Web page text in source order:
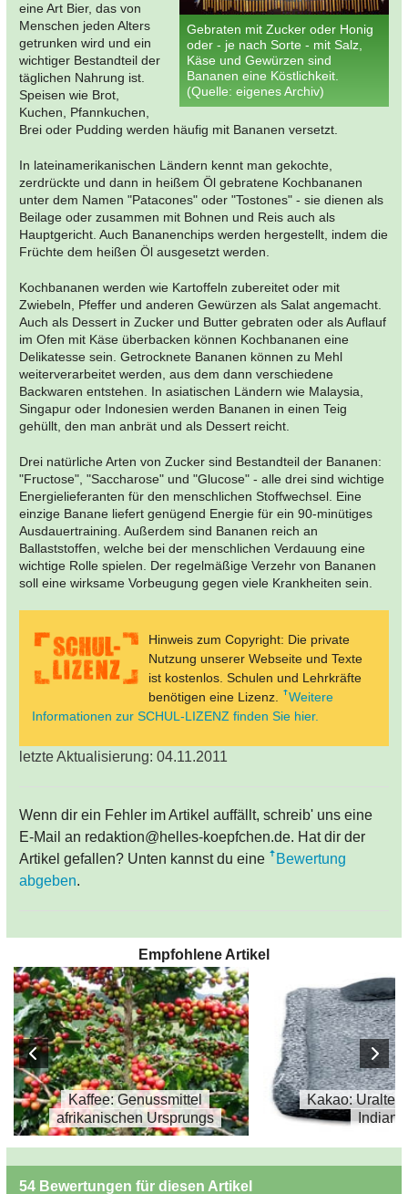
Gebraten mit Zucker oder Honig
oder - je nach Sorte - mit Salz,
Käse und Gewürzen sind
Bananen eine Köstlichkeit.
(Quelle: eigenes Archiv)
eine Art Bier, das von
Menschen jeden Alters
getrunken wird und ein
wichtiger Bestandteil der
täglichen Nahrung ist.
Speisen wie Brot,
Kuchen, Pfannkuchen,
Brei oder Pudding werden häufig mit Bananen versetzt.
In lateinamerikanischen Ländern kennt man gekochte,
zerdrückte und dann in heißem Öl gebratene Kochbananen
unter dem Namen "Patacones" oder "Tostones" - sie dienen als
Beilage oder zusammen mit Bohnen und Reis auch als
Hauptgericht. Auch Bananenchips werden hergestellt, indem die
Früchte dem heißen Öl ausgesetzt werden.
Kochbananen werden wie Kartoffeln zubereitet oder mit
Zwiebeln, Pfeffer und anderen Gewürzen als Salat angemacht.
Auch als Dessert in Zucker und Butter gebraten oder als Auflauf
im Ofen mit Käse überbacken können Kochbananen eine
Delikatesse sein. Getrocknete Bananen können zu Mehl
weiterverarbeitet werden, aus dem dann verschiedene
Backwaren entstehen. In asiatischen Ländern wie Malaysia,
Singapur oder Indonesien werden Bananen in einen Teig
gehüllt, den man anbrät und als Dessert reicht.
Drei natürliche Arten von Zucker sind Bestandteil der Bananen:
"Fructose", "Saccharose" und "Glucose" - alle drei sind wichtige
Energielieferanten für den menschlichen Stoffwechsel. Eine
einzige Banane liefert genügend Energie für ein 90-minütiges
Ausdauertraining. Außerdem sind Bananen reich an
Ballaststoffen, welche bei der menschlichen Verdauung eine
wichtige Rolle spielen. Der regelmäßige Verzehr von Bananen
soll eine wirksame Vorbeugung gegen viele Krankheiten sein.
Hinweis zum Copyright: Die private
Nutzung unserer Webseite und Texte
ist kostenlos. Schulen und Lehrkräfte
benötigen eine Lizenz.
Weitere
Informationen zur SCHUL-LIZENZ finden Sie hier.
letzte Aktualisierung: 04.11.2011
Wenn dir ein Fehler im Artikel auffällt, schreib' uns eine
E-Mail an redaktion@helles-koepfchen.de. Hat dir der
Artikel gefallen? Unten kannst du eine
Bewertung
abgeben.
Empfohlene Artikel
Kaffee: Genussmittel
afrikanischen Ursprungs
Kakao: Uraltes
54 Bewertungen für diesen Artikel